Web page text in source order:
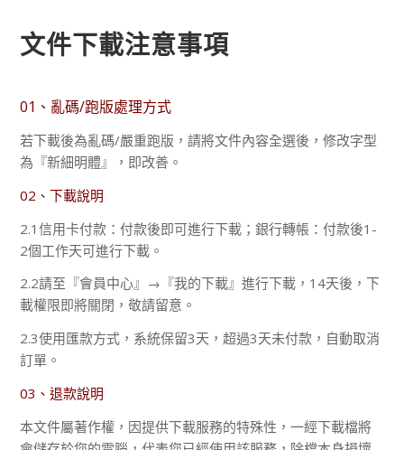
文件下載注意事項
01、亂碼/跑版處理方式
若下載後為亂碼/嚴重跑版，請將文件內容全選後，修改字型
為『新細明體』，即改善。
02、下載說明
2.1信用卡付款：付款後即可進行下載；銀行轉帳：付款後1-
2個工作天可進行下載。
2.2請至『會員中心』→『我的下載』進行下載，14天後，下
載權限即將關閉，敬請留意。
2.3使用匯款方式，系統保留3天，超過3天未付款，自動取消
訂單。
03、退款說明
本文件屬著作權，因提供下載服務的特殊性，一經下載檔將